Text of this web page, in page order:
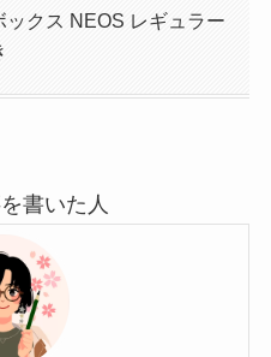
クス NEOS レギュラー
書いた人